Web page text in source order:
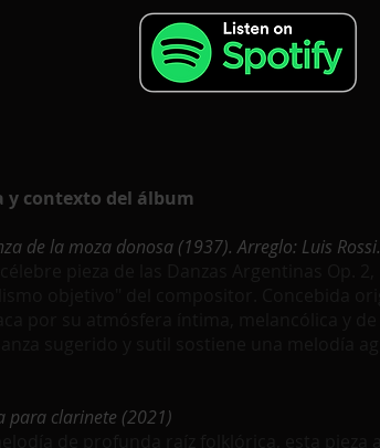
y contexto del álbum
de la moza donosa (1937). Arreglo: Luis Rossi.
para clarinete (2021)